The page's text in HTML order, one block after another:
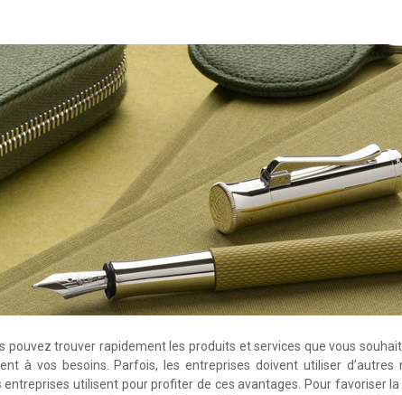
pouvez trouver rapidement les produits et services que vous
à vos besoins. Parfois, les entreprises doivent utiliser
utilisent pour profiter de ces avantages. Pour favoriser